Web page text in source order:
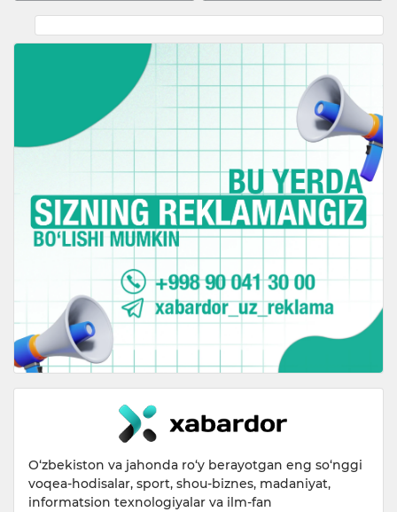
O‘zbekiston va jahonda ro‘y berayotgan eng so‘nggi
voqea-hodisalar, sport, shou-biznes, madaniyat,
informatsion texnologiyalar va ilm-fan